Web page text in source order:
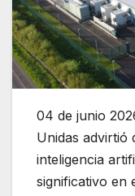
04 de junio
Unidas advirtió
inteligencia
significativo en